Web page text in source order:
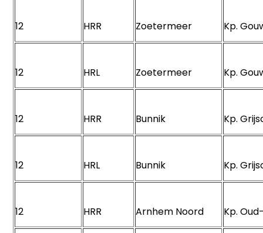
12 HRR Zoetermeer Kp.
12 HRL Zoetermeer Kp.
12 HRR Bunnik Kp.
12 HRL Bunnik Kp.
12 HRR Arnhem Noord Kp.